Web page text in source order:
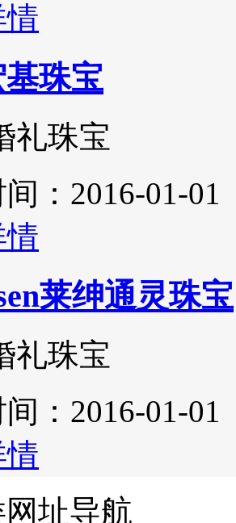
情
珠宝
礼珠宝
：2016-01-01
情
莱绅通灵珠宝
礼珠宝
：2016-01-01
情
址导航